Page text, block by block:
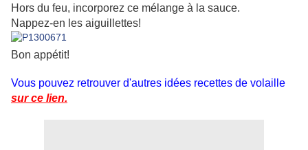
Hors du feu, incorporez ce mélange à la sauce.
Nappez-en les aiguillettes!
Bon appétit!
Vous pouvez retrouver d'autres idées recettes de volaille
sur ce lien.